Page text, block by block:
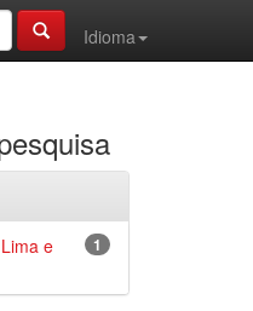
Idioma
1
e